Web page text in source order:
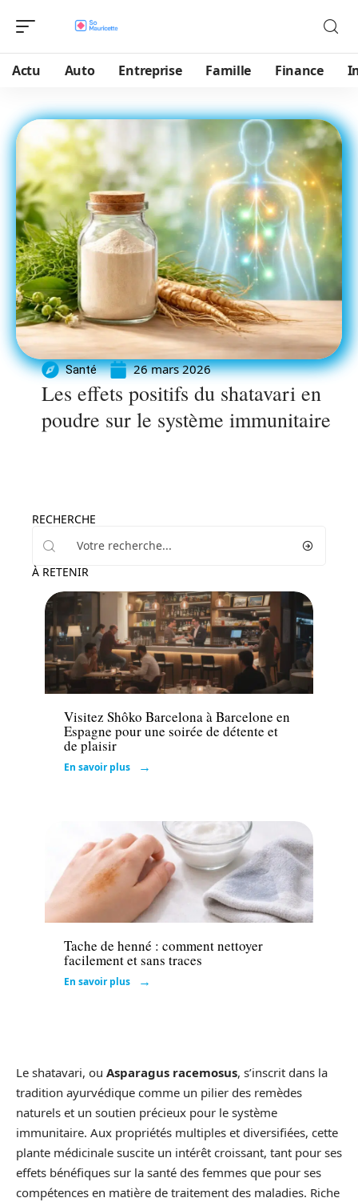
Actu Auto Entreprise Famille Finance
Santé 26 mars 2026
Les effets positifs du shatavari en
poudre sur le système immunitaire
RECHERCHE
À RETENIR
Loisirs
Visitez Shôko Barcelona à Barcelone en
Espagne pour une soirée de détente et
de plaisir
En savoir plus
Actu
Tache de henné : comment nettoyer
facilement et sans traces
En savoir plus
Le shatavari, ou Asparagus racemosus, s’inscrit dans la
tradition ayurvédique comme un pilier des remèdes
naturels et un soutien précieux pour le système
immunitaire. Aux propriétés multiples et diversifiées, cette
plante médicinale suscite un intérêt croissant, tant pour ses
effets bénéfiques sur la santé des femmes que pour ses
compétences en matière de traitement des maladies. Riche